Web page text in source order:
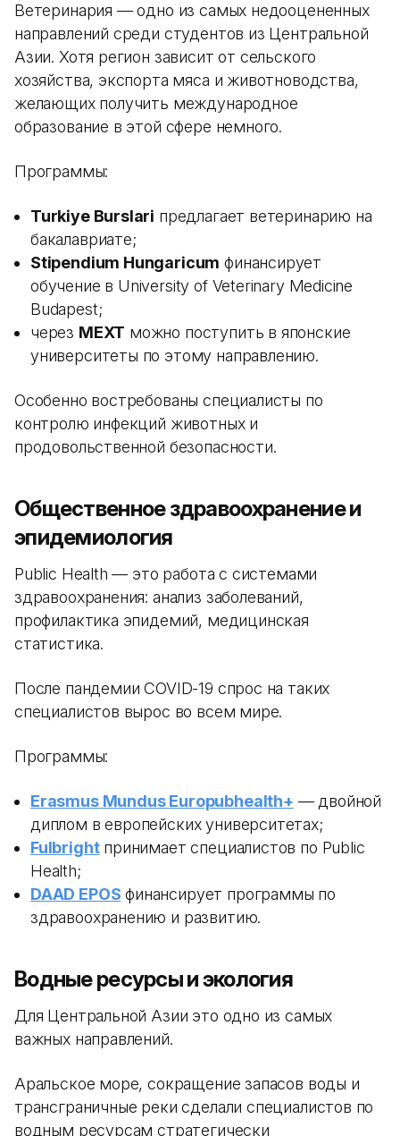
Ветеринария — одно из самых недооцененных
направлений среди студентов из Центральной
Азии. Хотя регион зависит от сельского
хозяйства, экспорта мяса и животноводства,
желающих получить международное
образование в этой сфере немного.
Программы:
Turkiye Burslari предлагает ветеринарию на
бакалавриате;
Stipendium Hungaricum финансирует
обучение в University of Veterinary Medicine
Budapest;
через MEXT можно поступить в японские
университеты по этому направлению.
Особенно востребованы специалисты по
контролю инфекций животных и
продовольственной безопасности.
Общественное здравоохранение и
эпидемиология
Public Health — это работа с системами
здравоохранения: анализ заболеваний,
профилактика эпидемий, медицинская
статистика.
После пандемии COVID-19 спрос на таких
специалистов вырос во всем мире.
Программы:
Erasmus Mundus Europubhealth+ — двойной
диплом в европейских университетах;
Fulbrightпринимает специалистов по Public
Health;
DAAD EPOS финансирует программы по
здравоохранению и развитию.
Водные ресурсы и экология
Для Центральной Азии это одно из самых
важных направлений.
Аральское море, сокращение запасов воды и
трансграничные реки сделали специалистов по
водным ресурсам стратегически